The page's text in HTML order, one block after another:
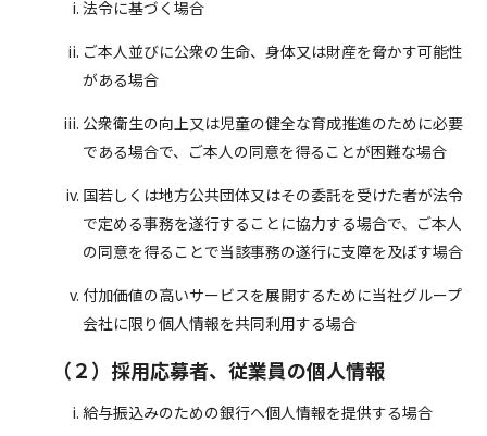
法令に基づく場合
ご本人並びに公衆の生命、身体又は財産を脅かす可能性
がある場合
公衆衛生の向上又は児童の健全な育成推進のために必要
である場合で、ご本人の同意を得ることが困難な場合
国若しくは地方公共団体又はその委託を受けた者が法令
で定める事務を遂行することに協力する場合で、ご本人
の同意を得ることで当該事務の遂行に支障を及ぼす場合
付加価値の高いサービスを展開するために当社グループ
会社に限り個人情報を共同利用する場合
（２）採用応募者、従業員の個人情報
給与振込みのための銀行へ個人情報を提供する場合